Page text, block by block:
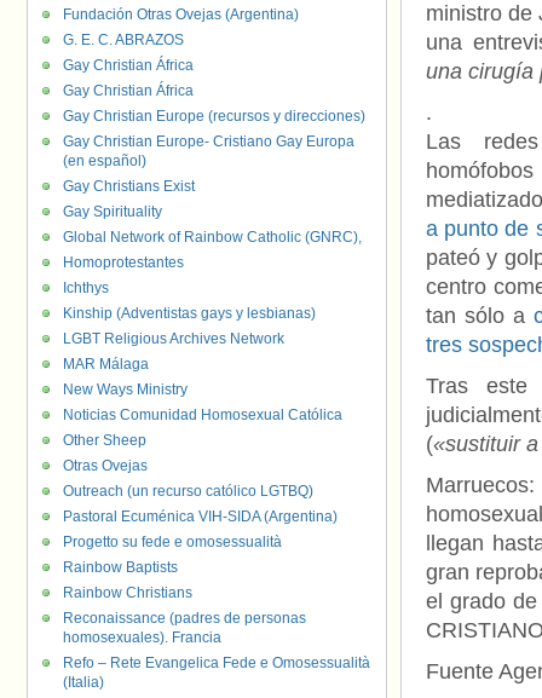
ministro
una
una cirugía
.
Las
a punto de
pateó y
centro
tan sólo a
tres
Tras este
(«sustituir
llegan
gran
el grado
Fuente
Fundación Otras Ovejas (Argentina)
G. E. C. ABRAZOS
Gay Christian África
Gay Christian África
Gay Christian Europe (recursos y direcciones)
Gay Christian Europe- Cristiano Gay Europa
(en español)
Gay Christians Exist
Gay Spirituality
Global Network of Rainbow Catholic (GNRC),
Homoprotestantes
Ichthys
Kinship (Adventistas gays y lesbianas)
LGBT Religious Archives Network
MAR Málaga
New Ways Ministry
Noticias Comunidad Homosexual Católica
Other Sheep
Otras Ovejas
Outreach (un recurso católico LGTBQ)
Pastoral Ecuménica VIH-SIDA (Argentina)
Progetto su fede e omosessualità
Rainbow Baptists
Rainbow Christians
Reconaissance (padres de personas
homosexuales). Francia
Refo – Rete Evangelica Fede e Omosessualità
(Italia)